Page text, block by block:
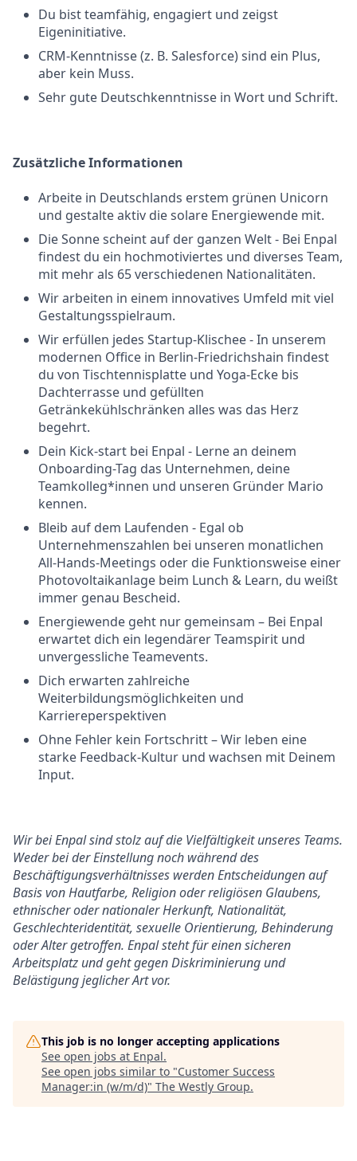
Du bist teamfähig, engagiert und zeigst
Eigeninitiative.
CRM-Kenntnisse (z. B. Salesforce) sind ein Plus,
aber kein Muss.
Sehr gute Deutschkenntnisse in Wort und Schrift.
Zusätzliche Informationen
Arbeite in Deutschlands erstem grünen Unicorn
und gestalte aktiv die solare Energiewende mit.
Die Sonne scheint auf der ganzen Welt - Bei Enpal
findest du ein hochmotiviertes und diverses Team,
mit mehr als 65 verschiedenen Nationalitäten.
Wir arbeiten in einem innovatives Umfeld mit viel
Gestaltungsspielraum.
Wir erfüllen jedes Startup-Klischee - In unserem
modernen Office in Berlin-Friedrichshain findest
du von Tischtennisplatte und Yoga-Ecke bis
Dachterrasse und gefüllten
Getränkekühlschränken alles was das Herz
begehrt.
Dein Kick-start bei Enpal - Lerne an deinem
Onboarding-Tag das Unternehmen, deine
Teamkolleg*innen und unseren Gründer Mario
kennen.
Bleib auf dem Laufenden - Egal ob
Unternehmenszahlen bei unseren monatlichen
All-Hands-Meetings oder die Funktionsweise einer
Photovoltaikanlage beim Lunch & Learn, du weißt
immer genau Bescheid.
Energiewende geht nur gemeinsam – Bei Enpal
erwartet dich ein legendärer Teamspirit und
unvergessliche Teamevents.
Dich erwarten zahlreiche
Weiterbildungsmöglichkeiten und
Karriereperspektiven
Ohne Fehler kein Fortschritt – Wir leben eine
starke Feedback-Kultur und wachsen mit Deinem
Input.
Wir bei Enpal sind stolz auf die Vielfältigkeit unseres Teams.
Weder bei der Einstellung noch während des
Beschäftigungsverhältnisses werden Entscheidungen auf
Basis von Hautfarbe, Religion oder religiösen Glaubens,
ethnischer oder nationaler Herkunft, Nationalität,
Geschlechteridentität, sexuelle Orientierung, Behinderung
oder Alter getroffen. Enpal steht für einen sicheren
Arbeitsplatz und geht gegen Diskriminierung und
Belästigung jeglicher Art vor.
This job is no longer accepting applications
See open jobs at Enpal.
See open jobs similar to "Customer Success
Manager:in (w/m/d)" The Westly Group.